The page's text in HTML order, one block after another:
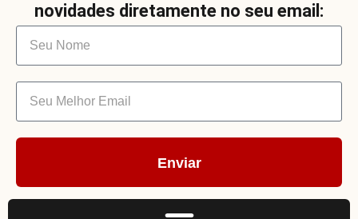
novidades diretamente no seu email:
Enviar